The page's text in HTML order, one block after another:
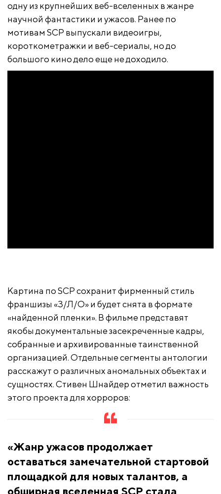
одну из крупнейших веб-вселенных в жанре
научной фантастики и ужасов. Ранее по
мотивам SCP выпускали видеоигры,
короткометражки и веб-сериалы, но до
большого кино дело еще не доходило.
Картина по SCP сохранит фирменный стиль
франшизы «З/Л/О» и будет снята в формате
«найденной пленки». В фильме представят
якобы документальные засекреченные кадры,
собранные и архивированные таинственной
организацией. Отдельные сегменты антологии
расскажут о различных аномальных объектах и
сущностях. Стивен Шнайдер отметил важность
этого проекта для хорроров:
«Жанр ужасов продолжает
оставаться замечательной стартовой
площадкой для новых талантов, а
обширная вселенная SCP стала